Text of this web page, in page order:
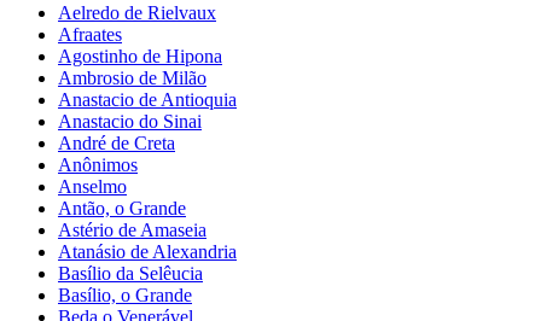
Aelredo de Rielvaux
Afraates
Agostinho de Hipona
Ambrosio de Milão
Anastacio de Antioquia
Anastacio do Sinai
André de Creta
Anônimos
Anselmo
Antão, o Grande
Astério de Amaseia
Atanásio de Alexandria
Basílio da Selêucia
Basílio, o Grande
Beda o Venerável